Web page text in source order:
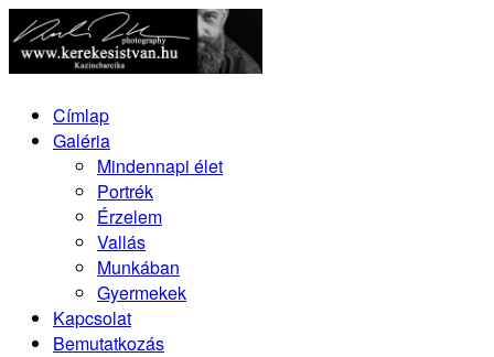
Címlap
Galéria
Mindennapi élet
Portrék
Érzelem
Vallás
Munkában
Gyermekek
Kapcsolat
Bemutatkozás